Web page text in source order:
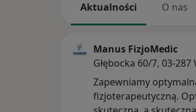
Aktualności O nas
Manus FizjoMedic
Głębocka 60/7, 03-287
Zapewniamy
fizjoterapeutyczną.